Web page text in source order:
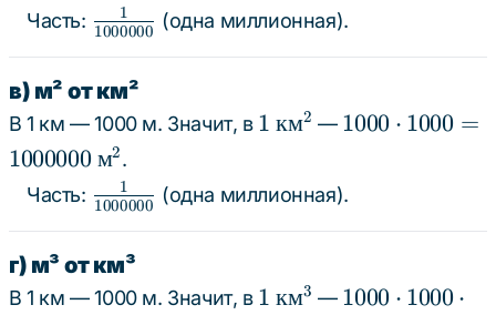
\cdot
100 =
000
Часть: \frac{1}
{1 000
000}
1000000
1 (одна миллионная).
в) м² от км²
В 1 км — 1000 м. Значит, в 1
1 км2 — 1000
= 1
000
\text{
1000 ⋅ 1000 =
1000000 м2.
Часть: \frac{1}
{1 000
000}
1000000
1 (одна миллионная).
г) м³ от км³
В 1 км — 1000 м. Значит, в 1
1 км3 — 1000
1000 ⋅ 1000 ⋅